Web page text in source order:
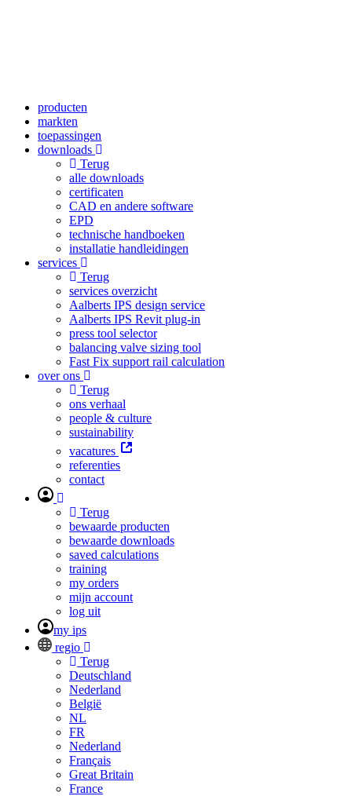
producten
markten
toepassingen
downloads
Terug
alle downloads
certificaten
CAD en andere software
EPD
technische handboeken
installatie handleidingen
services
Terug
services overzicht
Aalberts IPS design service
Aalberts IPS Revit plug-in
press tool selector
balancing valve sizing tool
Fast Fix support rail calculation
over ons
Terug
ons verhaal
people & culture
sustainability
vacatures
referenties
contact
Terug
bewaarde producten
bewaarde downloads
saved calculations
training
my orders
mijn account
log uit
my ips
regio
Terug
Deutschland
Nederland
België
NL
FR
Nederland
Français
Great Britain
France